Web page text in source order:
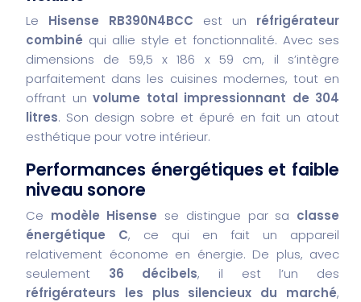
Le Hisense RB390N4BCC est un réfrigérateur
combiné qui allie style et fonctionnalité. Avec ses
dimensions de 59,5 x 186 x 59 cm, il s’intègre
parfaitement dans les cuisines modernes, tout en
offrant un volume total impressionnant de 304
litres. Son design sobre et épuré en fait un atout
esthétique pour votre intérieur.
Performances énergétiques et faible
niveau sonore
Ce modèle Hisense se distingue par sa classe
énergétique C, ce qui en fait un appareil
relativement économe en énergie. De plus, avec
seulement 36 décibels, il est l’un des
réfrigérateurs les plus silencieux du marché,